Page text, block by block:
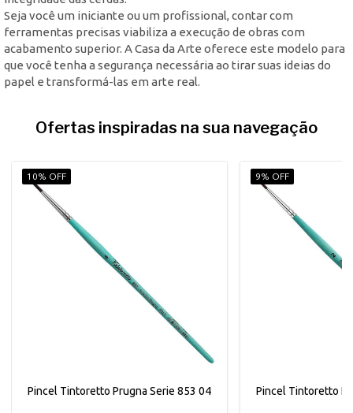
Seja você um iniciante ou um profissional, contar com
ferramentas precisas viabiliza a execução de obras com
acabamento superior. A Casa da Arte oferece este modelo para
que você tenha a segurança necessária ao tirar suas ideias do
papel e transformá-las em arte real.
Ofertas inspiradas na sua navegação
10% OFF
Pincel Tintoretto Prugna Serie 853 04
9% OFF
Pincel Tintoretto